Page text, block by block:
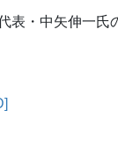
表・中矢伸一氏